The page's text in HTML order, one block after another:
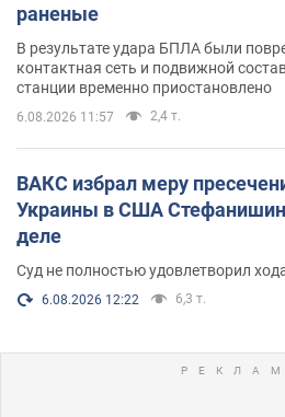
раненые
В результате удара БПЛА были
контактная сеть и подвижной
станции временно приостановлено
6.08.2026 11:57 2,4 т.
ВАКС избрал меру
Украины в США
деле
Суд не полностью удовлетворил
6.08.2026 12:22 6,3 т.